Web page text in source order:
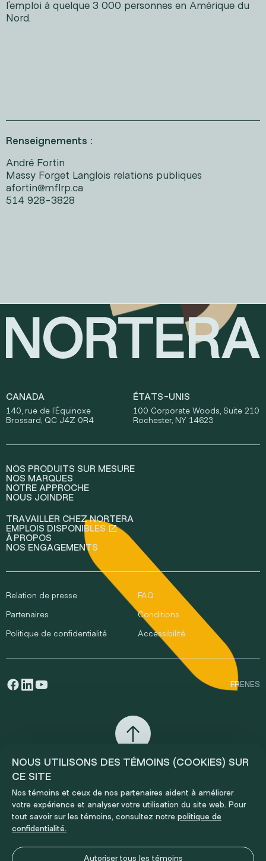
NOUS UTILISONS DES TÉMOINS (COOKIES) SUR
CE SITE
Nos témoins et ceux de nos partenaires aident à améliorer
votre expérience et analyser votre utilisation du site web. Pour
tout savoir sur les témoins, consultez notre politique de
confidentialité.
Autoriser tous les témoins
l’emploi à quelque 3 000 personnes en Amérique du
Nord.
Renseignements :
André Fortin
Massy Forget Langlois relations publiques
afortin@mflrp.ca
514 928-3828
CANADA
140, rue de l'Équinoxe
Brossard, QC J4Z 0R4
ÉTATS-UNIS
100 Corporate Woods, Suite 210
Rochester, NY 14623
NOS PRODUITS SUR MESURE
NOS MARQUES
NOTRE APPROCHE
NOUS JOINDRE
TRAVAILLER CHEZ NORTERA
EMPLOIS DISPONIBLES
À PROPOS
NOS ENGAGEMENTS
Relation de presse FAQ
Partenaires Conditions
Politique de confidentialité Accessibilité
FREN ES